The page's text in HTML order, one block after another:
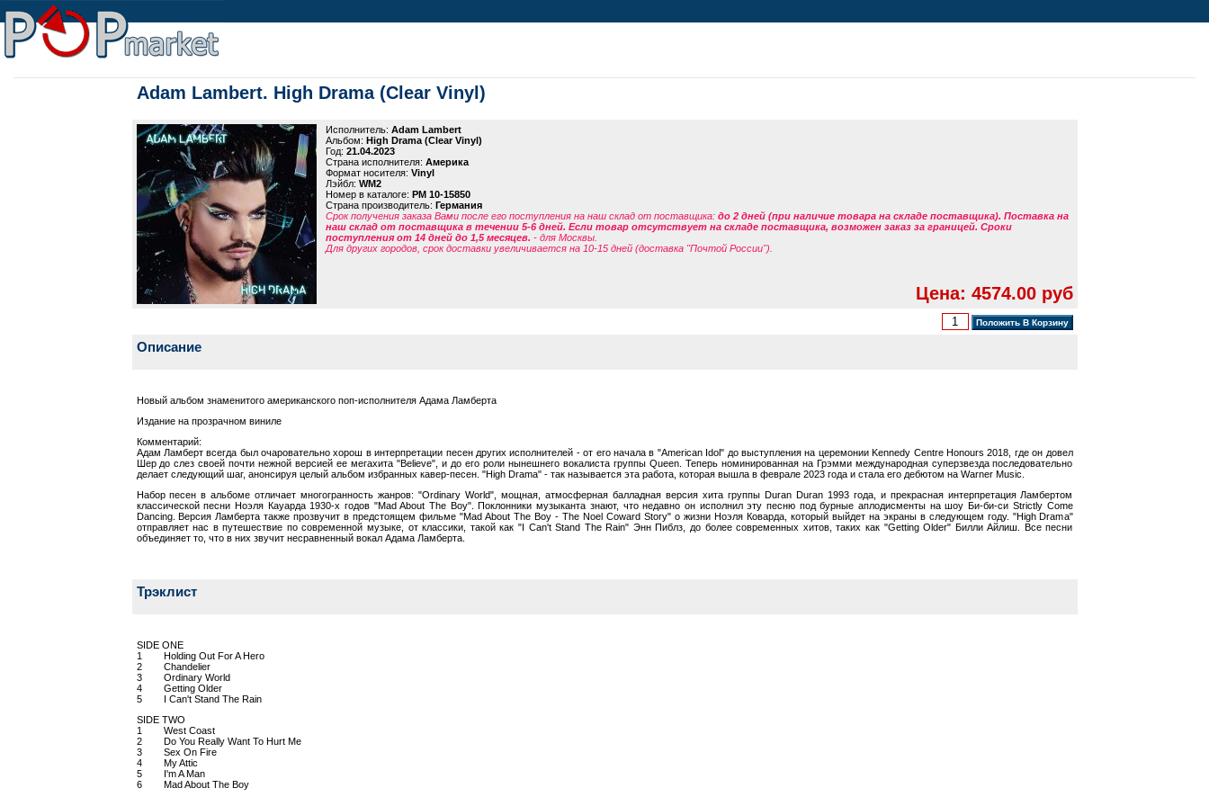
Adam Lambert. High Drama (Clear Vinyl)
Исполнитель: Adam Lambert
Альбом: High Drama (Clear Vinyl)
Год: 21.04.2023
Страна исполнителя: Америка
Формат носителя: Vinyl
Лэйбл: WM2
Номер в каталоге: PM 10-15850
Страна производитель: Германия
Срок получения заказа Вами после его поступления на наш склад от поставщика: до 2 дней (при наличие товара на складе поставщика). Поставка на
наш склад от поставщика в течении 5-6 дней. Если товар отсутствует на складе поставщика, возможен заказ за границей. Сроки
поступления от 14 дней до 1,5 месяцев. - для Москвы.
Для других городов, срок доставки увеличивается на 10-15 дней (доставка "Почтой России").
Цена: 4574.00 руб
Описание
Новый альбом знаменитого американского поп-исполнителя Адама Ламберта
Издание на прозрачном виниле
Комментарий:
Адам Ламберт всегда был очаровательно хорош в интерпретации песен других исполнителей - от его начала в "American Idol" до выступления на церемонии Kennedy Centre Honours 2018, где он довел
Шер до слез своей почти нежной версией ее мегахита "Believe", и до его роли нынешнего вокалиста группы Queen. Теперь номинированная на Грэмми международная суперзвезда последовательно
делает следующий шаг, анонсируя целый альбом избранных кавер-песен. "High Drama" - так называется эта работа, которая вышла в феврале 2023 года и стала его дебютом на Warner Music.
Набор песен в альбоме отличает многогранность жанров: "Ordinary World", мощная, атмосферная балладная версия хита группы Duran Duran 1993 года, и прекрасная интерпретация Ламбертом
классической песни Ноэля Кауарда 1930-х годов "Mad About The Boy". Поклонники музыканта знают, что недавно он исполнил эту песню под бурные аплодисменты на шоу Би-би-си Strictly Come
Dancing. Версия Ламберта также прозвучит в предстоящем фильме "Mad About The Boy - The Noel Coward Story" о жизни Ноэля Коварда, который выйдет на экраны в следующем году. "High Drama"
отправляет нас в путешествие по современной музыке, от классики, такой как "I Can't Stand The Rain" Энн Пиблз, до более современных хитов, таких как "Getting Older" Билли Айлиш. Все песни
объединяет то, что в них звучит несравненный вокал Адама Ламберта.
Трэклист
SIDE ONE
1 Holding Out For A Hero
2 Chandelier
3 Ordinary World
4 Getting Older
5 I Can't Stand The Rain
SIDE TWO
1 West Coast
2 Do You Really Want To Hurt Me
3 Sex On Fire
4 My Attic
5 I'm A Man
6 Mad About The Boy